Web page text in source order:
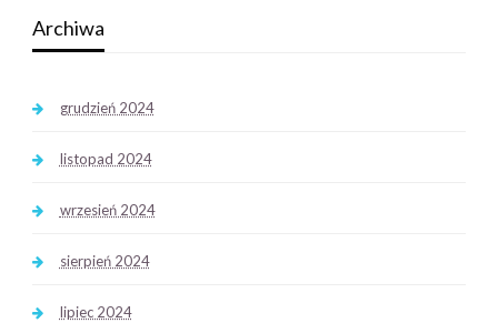
Archiwa
grudzień 2024
listopad 2024
wrzesień 2024
sierpień 2024
lipiec 2024